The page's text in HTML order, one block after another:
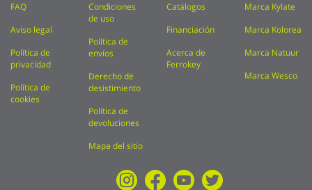
FAQ
Aviso legal
Política de
privacidad
Política de
cookies
Condiciones
de uso
Política de
envíos
Derecho de
desistimiento
Política de
devoluciones
Mapa del sitio
Catálogos
Financiación
Acerca de
Ferrokey
Marca Kylate
Marca Kolorea
Marca Natuur
Marca Wesco